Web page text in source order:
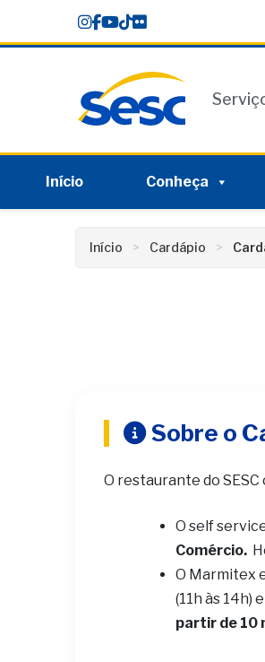
content
Início Conheça
Início Cardápio
Sobre o
O restaurante do
O self
Comércio.
O Marmitex
(11h às 14h)
partir de 10